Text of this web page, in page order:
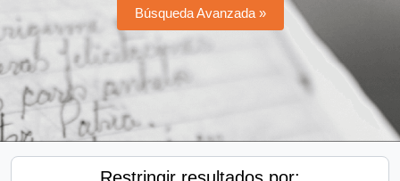
Búsqueda Avanzada »